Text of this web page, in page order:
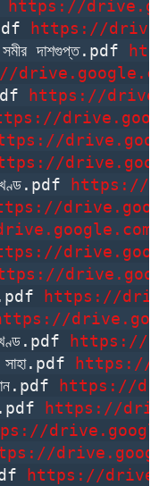
https://
https://
- সমীর দাশগুপ্ত.pdf
https://
খণ্ড.pdf
https://
https://
খণ্ড.pdf
https://
সাহা.pdf
https://
https://
https://
https://